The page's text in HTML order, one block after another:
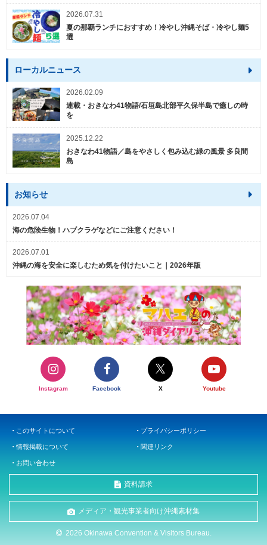
2026.07.31
夏の那覇ランチにおすすめ！冷やし沖縄そば・冷やし麺5
選
ローカルニュース
2026.02.09
連載・おきなわ41物語/石垣島北部平久保半島で癒しの時
を
2025.12.22
おきなわ41物語／島をやさしく包み込む緑の風景 多良間
島
お知らせ
2026.07.04
海の危険生物！ハブクラゲなどにご注意ください！
2026.07.01
沖縄の海を安全に楽しむため気を付けたいこと｜2026年版
Instagram Facebook X Youtube
このサイトについて プライバシーポリシー
情報掲載について 関連リンク
お問い合わせ
資料請求
メディア・観光事業者向け沖縄素材集
2026 Okinawa Convention & Visitors Bureau.